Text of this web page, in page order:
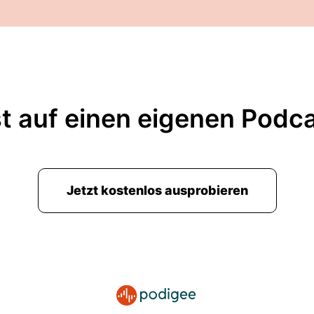
auf einen eigenen
Jetzt kostenlos ausprobieren